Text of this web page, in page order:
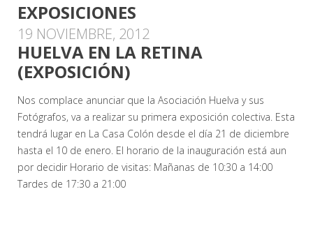
EXPOSICIONES
19 NOVIEMBRE, 2012
HUELVA EN LA RETINA
(EXPOSICIÓN)
Nos complace anunciar que la Asociación Huelva y sus
Fotógrafos, va a realizar su primera exposición colectiva. Esta
tendrá lugar en La Casa Colón desde el día 21 de diciembre
hasta el 10 de enero. El horario de la inauguración está aun
por decidir Horario de visitas: Mañanas de 10:30 a 14:00
Tardes de 17:30 a 21:00